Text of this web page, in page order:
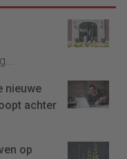
nieuwe
achter
op